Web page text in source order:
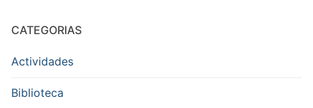
CATEGORIAS
Actividades
Biblioteca